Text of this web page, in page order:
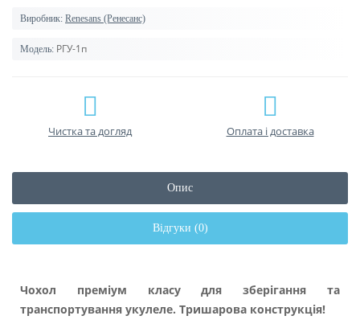
Виробник: Renesans (Ренесанс)
Модель: РГУ-1п
Чистка та догляд Оплата і доставка
Опис
Відгуки (0)
Чохол преміум класу для зберігання та
транспортування укулеле. Тришарова конструкція!